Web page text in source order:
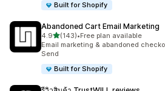
Built for Shopify
Abandoned Cart Email Marketing
4.9เต็ม 5 ดาว
(143)
ทั้งหมด 143 รีวิว
•Free plan available
Email marketing & abandoned
Send
Built for Shopify